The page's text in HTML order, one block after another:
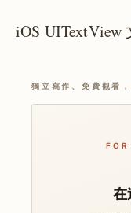
iOS UITextView
獨立寫作、免費觀看
FOR
在